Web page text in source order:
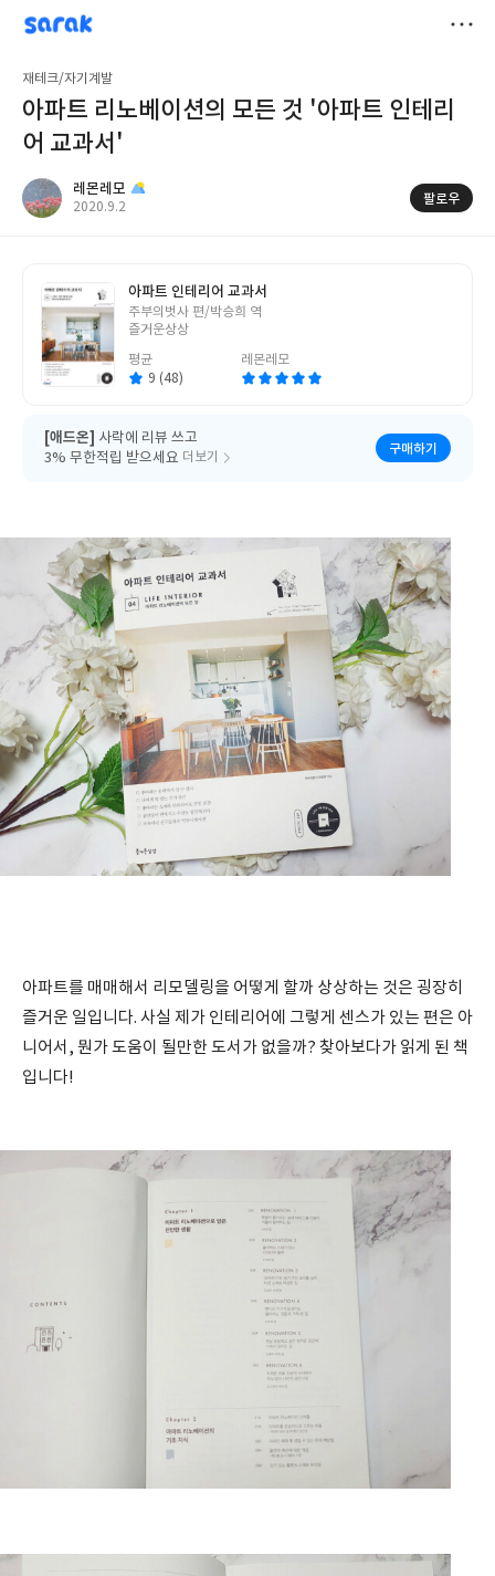
sarak
레몬레모
재테크/자기계발
아파트 리노베이션의 모든 것 '아파트 인테리
어 교과서'
레몬레모
작
2020.9.2
팔로우
아파트 인테리어 교과서
글
쓴
주부의벗사 편/박승희 역
즐거운상상
평균
9 (48)
레몬레모
[애드온] 사락에 리뷰 쓰고
3% 무한적립 받으세요 더보기
구매하기
아파트를 매매해서 리모델링을 어떻게 할까 상상하는 것은 굉장히
즐거운 일입니다. 사실 제가 인테리어에 그렇게 센스가 있는 편은 아
니어서, 뭔가 도움이 될만한 도서가 없을까? 찾아보다가 읽게 된 책
입니다!